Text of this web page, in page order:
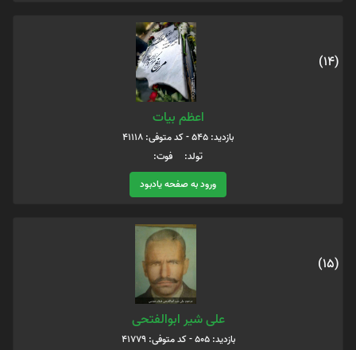
(14)
اعظم بیات
بازدید: 545 - کد متوفی: 41118
تولد: فوت:
ورود به صفحه یادبود
(15)
علی شیر ابوالفتحی
بازدید: 505 - کد متوفی: 41779